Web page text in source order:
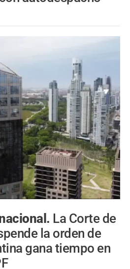
La Corte de
la orden de
gana tiempo en